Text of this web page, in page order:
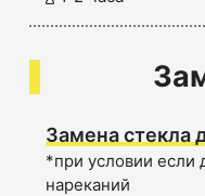
Замена стекла
*при условии если
нареканий